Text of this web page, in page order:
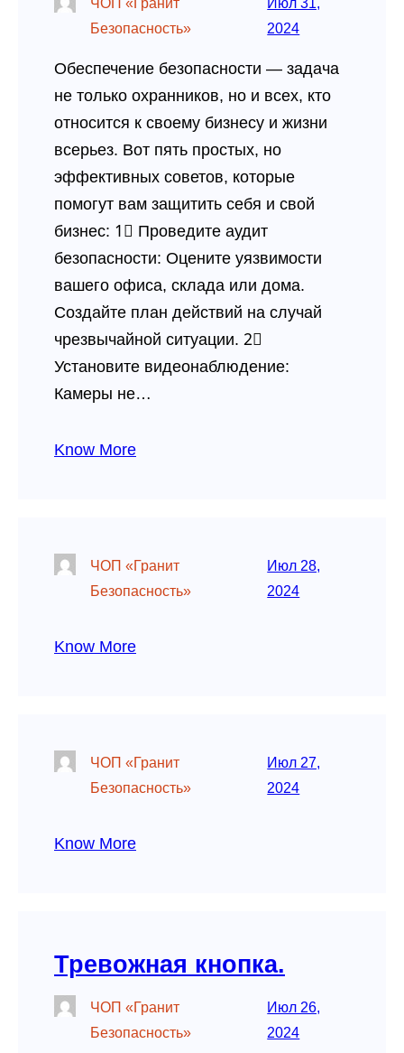
ЧОП «Гранит
Безопасность»
Июл 31,
2024
Обеспечение безопасности — задача
не только охранников, но и всех, кто
относится к своему бизнесу и жизни
всерьез. Вот пять простых, но
эффективных советов, которые
помогут вам защитить себя и свой
бизнес: 1⃣ Проведите аудит
безопасности: Оцените уязвимости
вашего офиса, склада или дома.
Создайте план действий на случай
чрезвычайной ситуации. 2⃣
Установите видеонаблюдение:
Камеры не…
Know More
ЧОП «Гранит
Безопасность»
Июл 28,
2024
Know More
ЧОП «Гранит
Безопасность»
Июл 27,
2024
Know More
Тревожная кнопка.
ЧОП «Гранит
Безопасность»
Июл 26,
2024